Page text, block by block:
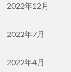
2022年12月
2022年7月
2022年4月